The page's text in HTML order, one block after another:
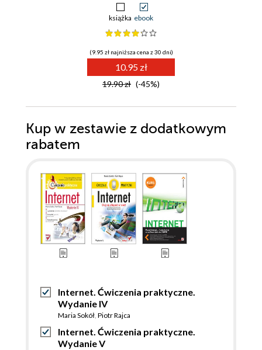
książka ebook
(9.95 zł najniższa cena z 30 dni)
10.95 zł
19.90 zł (-45%)
Kup w zestawie z dodatkowym
rabatem
Internet. Ćwiczenia praktyczne.
Wydanie IV
Maria Sokół, Piotr Rajca
Internet. Ćwiczenia praktyczne.
Wydanie V